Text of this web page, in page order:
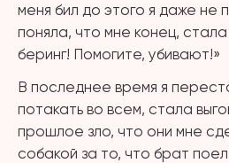
меня бил до этого я даже не
поняла, что мне конец,
беринг! Помогите, убивают!»
В последнее время я
потакать во всем, стала
прошлое зло, что они мне
собакой за то, что брат